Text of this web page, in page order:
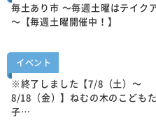
毎土あり市 ～毎週土曜はテイク
～【毎週土曜開催中！】
イベント
※終了しました【7/8（土）～
8/18（金）】ねむの木のこども
子…